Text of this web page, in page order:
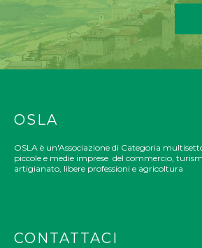
OSLA
OSLA è un'Associazione di Categoria
piccole e medie imprese del commercio,
artigianato, libere professioni e agricoltura
CONTATTACI